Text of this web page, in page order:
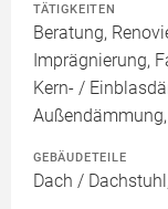
TÄTIGKEITEN
Beratung,
Imprägnierung,
Kern- /
GEBÄUDETEILE
Dach /